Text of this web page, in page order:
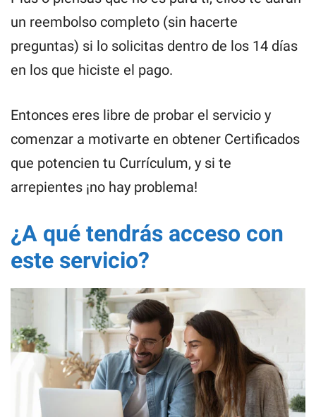
un reembolso completo (sin hacerte
preguntas) si lo solicitas dentro de los 14 días
en los que hiciste el pago.
Entonces eres libre de probar el servicio y
comenzar a motivarte en obtener Certificados
que potencien tu Currículum, y si te
arrepientes ¡no hay problema!
¿A qué tendrás acceso con
este servicio?